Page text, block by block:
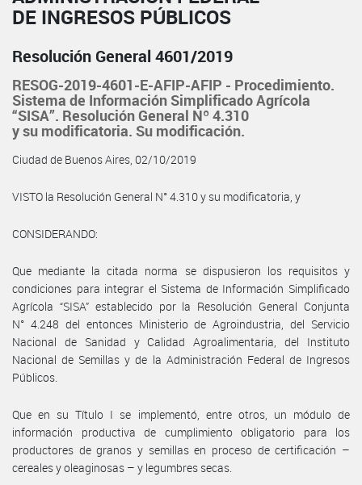
DE INGRESOS PÚBLICOS
Resolución General 4601/2019
RESOG-2019-4601-E-AFIP-AFIP - Procedimiento.
Sistema de Información Simplificado Agrícola
“SISA”. Resolución General Nº 4.310
y su modificatoria. Su modificación.
Ciudad de Buenos Aires, 02/10/2019
VISTO la Resolución General N° 4.310 y su modificatoria, y
CONSIDERANDO:
Que mediante la citada norma se dispusieron los requisitos y
condiciones para integrar el Sistema de Información Simplificado
Agrícola “SISA” establecido por la Resolución General Conjunta
N° 4.248 del entonces Ministerio de Agroindustria, del Servicio
Nacional de Sanidad y Calidad Agroalimentaria, del Instituto
Nacional de Semillas y de la Administración Federal de Ingresos
Públicos.
Que en su Título I se implementó, entre otros, un módulo de
información productiva de cumplimiento obligatorio para los
productores de granos y semillas en proceso de certificación –
cereales y oleaginosas – y legumbres secas.